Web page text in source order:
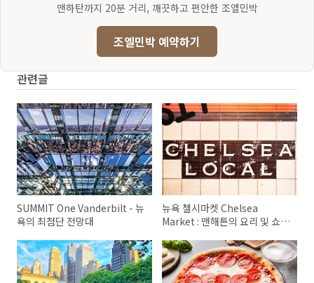
맨하탄까지 20분 거리, 깨끗하고 편안한 조엘민박
조엘민박 예약하기
관련글
SUMMIT One Vanderbilt - 뉴
욕의 최첨단 전망대
뉴욕 첼시마켓 Chelsea
Market : 맨해튼의 요리 및 쇼핑